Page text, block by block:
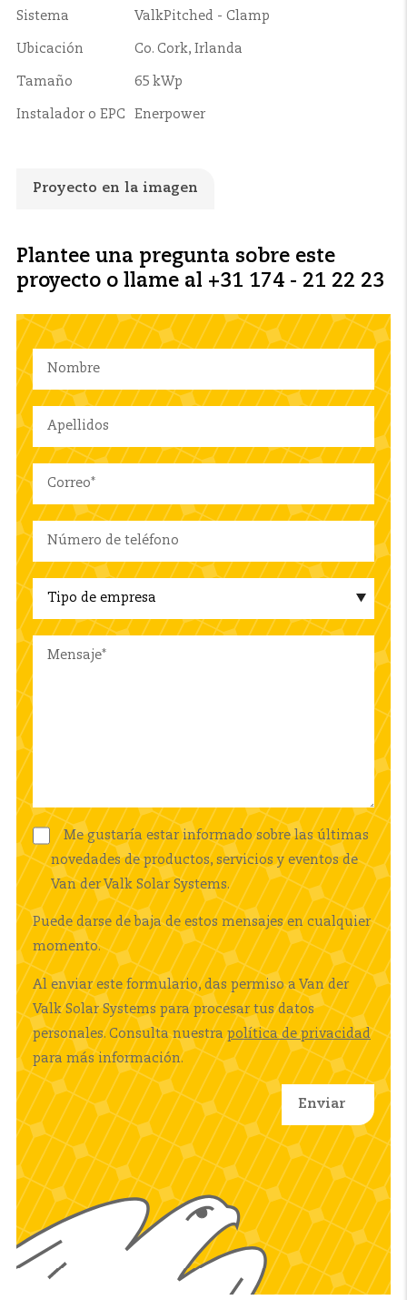
Sistema ValkPitched - Clamp
Ubicación Co. Cork, Irlanda
Tamaño 65 kWp
Instalador o EPC Enerpower
Proyecto en la imagen
Plantee una pregunta sobre este
proyecto o llame al +31 174 - 21 22 23
Me gustaría estar informado sobre las últimas
novedades de productos, servicios y eventos de
Van der Valk Solar Systems.
Puede darse de baja de estos mensajes en cualquier
momento.
Al enviar este formulario, das permiso a Van der
Valk Solar Systems para procesar tus datos
personales. Consulta nuestrapolítica de privacidad
para más información.